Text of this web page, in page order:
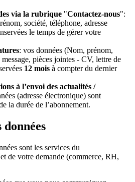
via la rubrique "Contactez-nous":
société, téléphone, adresse
le temps de gérer votre
: vos données (Nom, prénom,
pièces jointes - CV, lettre de
12 mois à compter du dernier
à l’envoi des actualités /
(adresse électronique) sont
la durée de l’abonnement.
sont les services du
de votre demande (commerce, RH,